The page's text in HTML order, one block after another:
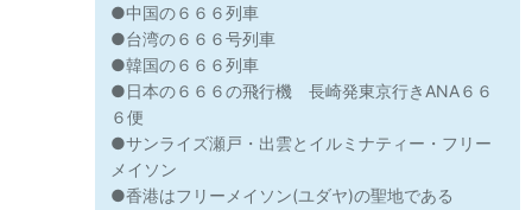
●中国の６６６列車
●台湾の６６６号列車
●韓国の６６６列車
●日本の６６６の飛行機 長崎発東京行きANA６６
６便
●サンライズ瀬戸・出雲とイルミナティー・フリー
メイソン
●香港はフリーメイソン(ユダヤ)の聖地である